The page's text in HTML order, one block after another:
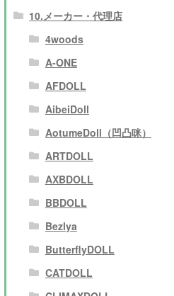
10.メーカー・代理店
4woods
A-ONE
AFDOLL
AibeiDoll
AotumeDoll（凹凸咪）
ARTDOLL
AXBDOLL
BBDOLL
Bezlya
ButterflyDOLL
CATDOLL